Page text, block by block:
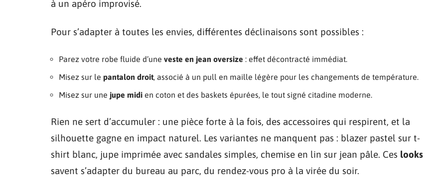
à un apéro improvisé.
Pour s’adapter à toutes les envies, différentes déclinaisons sont possibles :
Parez votre robe fluide d’une veste en jean oversize : effet décontracté immédiat.
Misez sur le pantalon droit, associé à un pull en maille légère pour les changements de température.
Misez sur une jupe midi en coton et des baskets épurées, le tout signé citadine moderne.
Rien ne sert d’accumuler : une pièce forte à la fois, des accessoires qui respirent, et la
silhouette gagne en impact naturel. Les variantes ne manquent pas : blazer pastel sur t-
shirt blanc, jupe imprimée avec sandales simples, chemise en lin sur jean pâle. Ces looks
savent s’adapter du bureau au parc, du rendez-vous pro à la virée du soir.